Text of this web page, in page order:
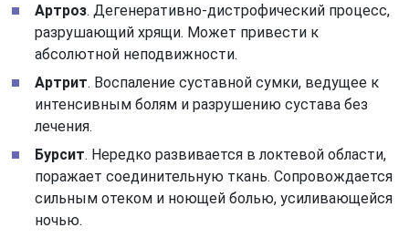
Артроз. Дегенеративно-дистрофический процесс,
разрушающий хрящи. Может привести к
абсолютной неподвижности.
Артрит. Воспаление суставной сумки, ведущее к
интенсивным болям и разрушению сустава без
лечения.
Бурсит. Нередко развивается в локтевой области,
поражает соединительную ткань. Сопровождается
сильным отеком и ноющей болью, усиливающейся
ночью.